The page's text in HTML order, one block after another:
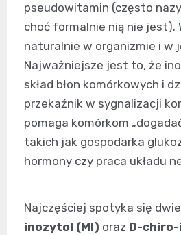
pseudowitamin (często
choć formalnie nią nie jest).
naturalnie w organizmie i w
Najważniejsze jest to, że
skład błon komórkowych i
przekaźnik w sygnalizacji
pomaga komórkom
takich jak gospodarka
hormony czy praca układu
Najczęściej spotyka się
inozytol (MI) oraz D-